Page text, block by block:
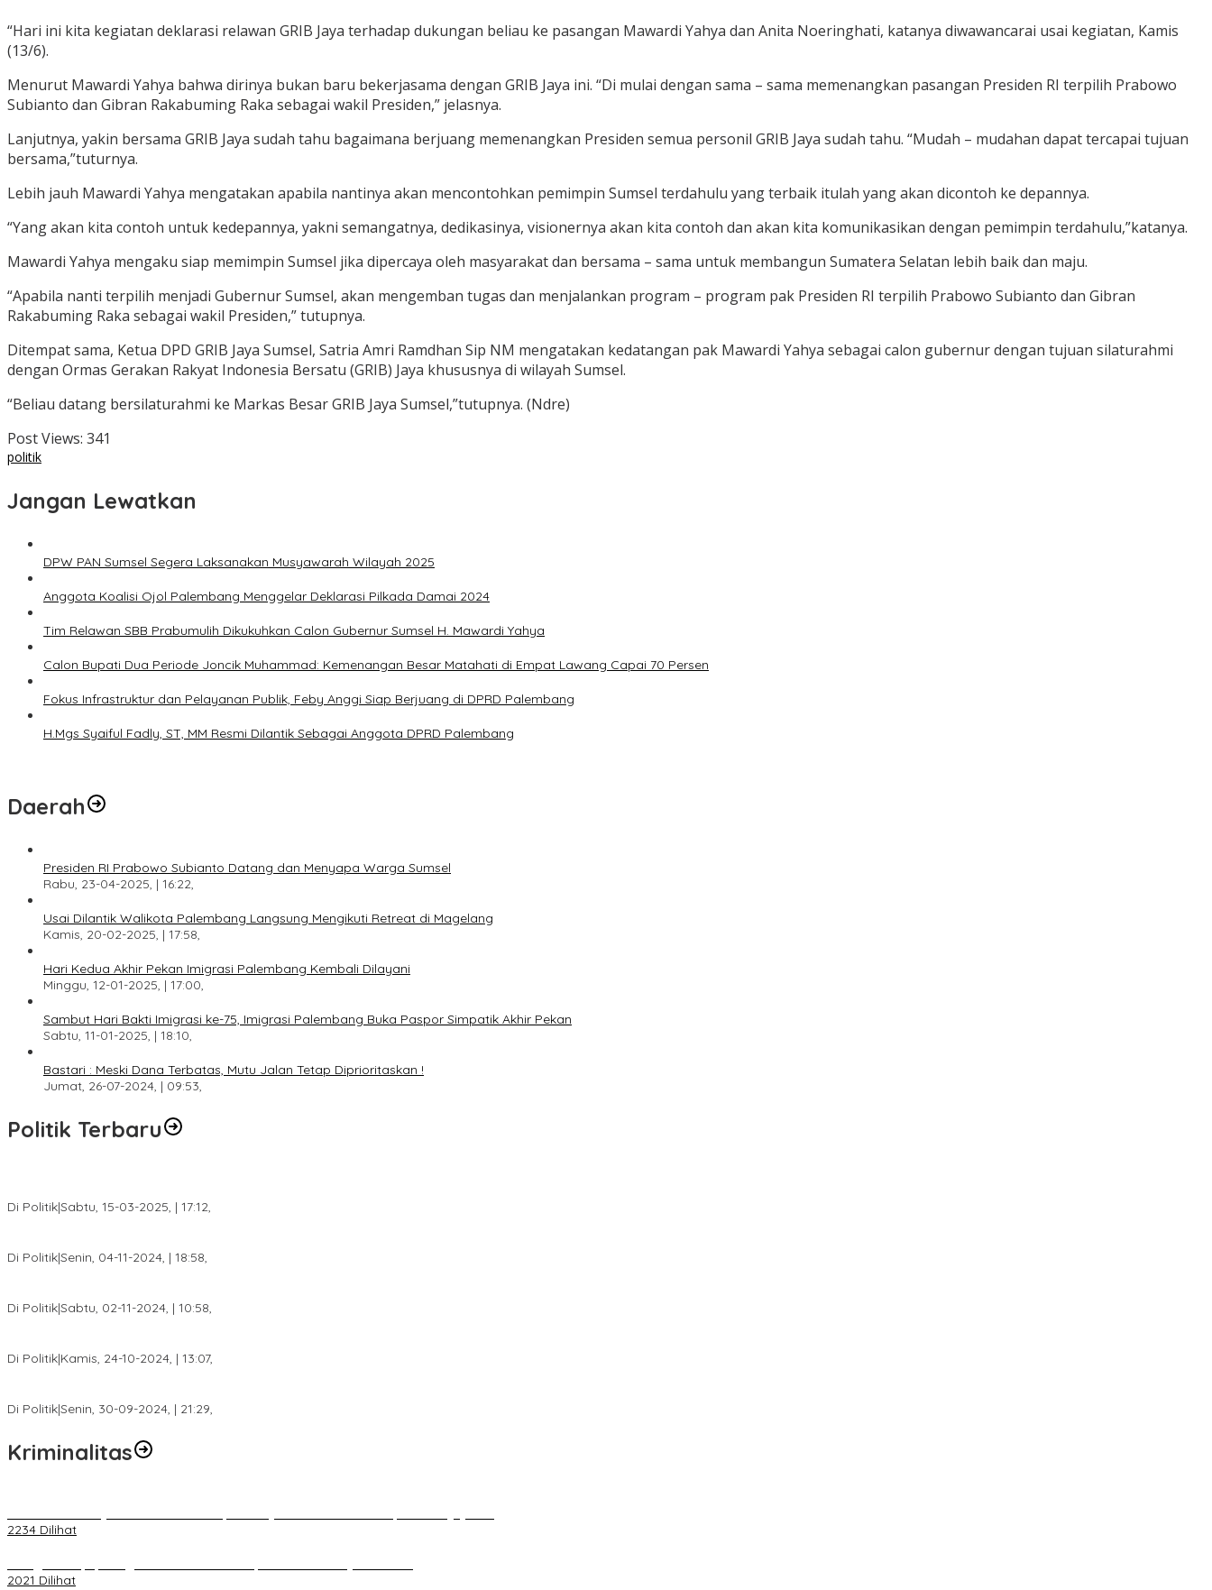
“Hari ini kita kegiatan deklarasi relawan GRIB Jaya terhadap dukungan beliau ke pasangan Mawardi Yahya dan Anita Noeringhati, katanya diwawancarai usai kegiatan, Kamis
(13/6).
Menurut Mawardi Yahya bahwa dirinya bukan baru bekerjasama dengan GRIB Jaya ini. “Di mulai dengan sama – sama memenangkan pasangan Presiden RI terpilih Prabowo
Subianto dan Gibran Rakabuming Raka sebagai wakil Presiden,” jelasnya.
Lanjutnya, yakin bersama GRIB Jaya sudah tahu bagaimana berjuang memenangkan Presiden semua personil GRIB Jaya sudah tahu. “Mudah – mudahan dapat tercapai tujuan
bersama,”tuturnya.
Lebih jauh Mawardi Yahya mengatakan apabila nantinya akan mencontohkan pemimpin Sumsel terdahulu yang terbaik itulah yang akan dicontoh ke depannya.
“Yang akan kita contoh untuk kedepannya, yakni semangatnya, dedikasinya, visionernya akan kita contoh dan akan kita komunikasikan dengan pemimpin terdahulu,”katanya.
Mawardi Yahya mengaku siap memimpin Sumsel jika dipercaya oleh masyarakat dan bersama – sama untuk membangun Sumatera Selatan lebih baik dan maju.
“Apabila nanti terpilih menjadi Gubernur Sumsel, akan mengemban tugas dan menjalankan program – program pak Presiden RI terpilih Prabowo Subianto dan Gibran
Rakabuming Raka sebagai wakil Presiden,” tutupnya.
Ditempat sama, Ketua DPD GRIB Jaya Sumsel, Satria Amri Ramdhan Sip NM mengatakan kedatangan pak Mawardi Yahya sebagai calon gubernur dengan tujuan silaturahmi
dengan Ormas Gerakan Rakyat Indonesia Bersatu (GRIB) Jaya khususnya di wilayah Sumsel.
“Beliau datang bersilaturahmi ke Markas Besar GRIB Jaya Sumsel,”tutupnya. (Ndre)
Post Views: 341
politik
Jangan Lewatkan
DPW PAN Sumsel Segera Laksanakan Musyawarah Wilayah 2025
Anggota Koalisi Ojol Palembang Menggelar Deklarasi Pilkada Damai 2024
Tim Relawan SBB Prabumulih Dikukuhkan Calon Gubernur Sumsel H. Mawardi Yahya
Calon Bupati Dua Periode Joncik Muhammad: Kemenangan Besar Matahati di Empat Lawang Capai 70 Persen
Fokus Infrastruktur dan Pelayanan Publik, Feby Anggi Siap Berjuang di DPRD Palembang
H.Mgs Syaiful Fadly, ST, MM Resmi Dilantik Sebagai Anggota DPRD Palembang
Daerah
Presiden RI Prabowo Subianto Datang dan Menyapa Warga Sumsel
Rabu, 23-04-2025, | 16:22,
Usai Dilantik Walikota Palembang Langsung Mengikuti Retreat di Magelang
Kamis, 20-02-2025, | 17:58,
Hari Kedua Akhir Pekan Imigrasi Palembang Kembali Dilayani
Minggu, 12-01-2025, | 17:00,
Sambut Hari Bakti Imigrasi ke-75, Imigrasi Palembang Buka Paspor Simpatik Akhir Pekan
Sabtu, 11-01-2025, | 18:10,
Bastari : Meski Dana Terbatas, Mutu Jalan Tetap Diprioritaskan !
Jumat, 26-07-2024, | 09:53,
Politik Terbaru
Di Politik|Sabtu, 15-03-2025, | 17:12,
Di Politik|Senin, 04-11-2024, | 18:58,
Di Politik|Sabtu, 02-11-2024, | 10:58,
Di Politik|Kamis, 24-10-2024, | 13:07,
Di Politik|Senin, 30-09-2024, | 21:29,
Kriminalitas
2234 Dilihat
2021 Dilihat